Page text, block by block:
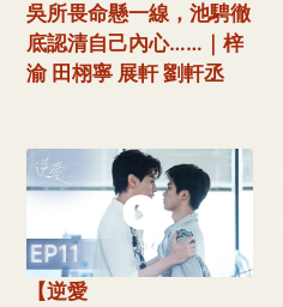
吳所畏命懸一線，池騁徹
底認清自己內心……｜梓
渝 田栩寧 展軒 劉軒丞
【逆愛